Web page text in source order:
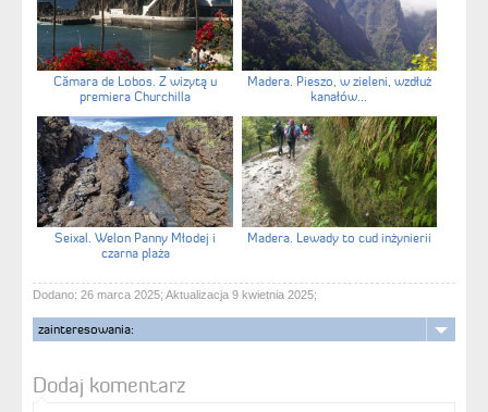
Cămara de Lobos. Z wizytą u
premiera Churchilla
Madera. Pieszo, w zieleni, wzdłuż
kanałów...
Seixal. Welon Panny Młodej i
czarna plaża
Madera. Lewady to cud inżynierii
Dodano: 26 marca 2025; Aktualizacja 9 kwietnia 2025;
zainteresowania:
Dodaj komentarz